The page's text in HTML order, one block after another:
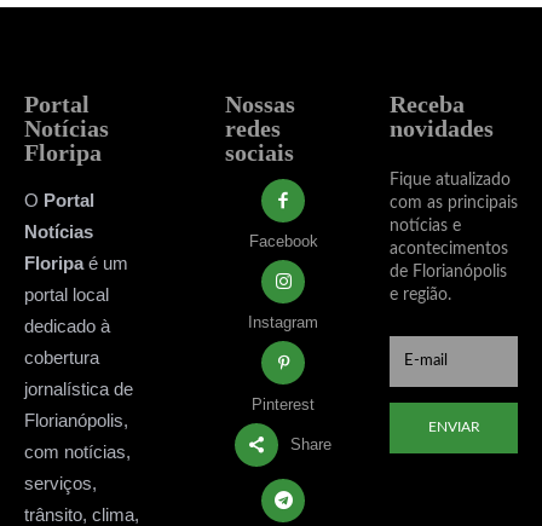
Portal
Notícias
Floripa
O Portal
Notícias
Floripaé um
portal local
dedicado à
cobertura
jornalística de
Florianópolis,
com notícias,
serviços,
trânsito, clima,
Nossas
redes
sociais
Facebook
Instagram
Pinterest
Share
Receba
novidades
Fique atualizado
com as principais
notícias e
acontecimentos
de Florianópolis
e região.
ENVIAR